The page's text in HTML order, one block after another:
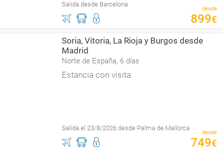
Salida desde Barcelona
desde
899€
Soria, Vitoria, La Rioja y Burgos desde
Madrid
Norte de España, 6 días
Estancia con visita
Salida el 23/8/2026 desde Palma de Mallorca
desde
749€